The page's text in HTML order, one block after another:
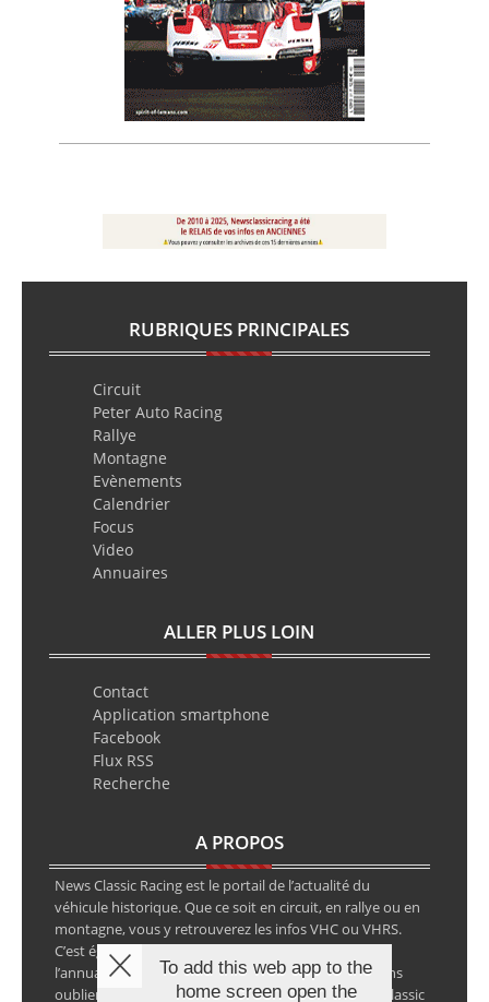
RUBRIQUES PRINCIPALES
Circuit
Peter Auto Racing
Rallye
Montagne
Evènements
Calendrier
Focus
Video
Annuaires
ALLER PLUS LOIN
Contact
Application smartphone
Facebook
Flux RSS
Recherche
A PROPOS
News Classic Racing est le portail de l’actualité du
véhicule historique. Que ce soit en circuit, en rallye ou en
montagne, vous y retrouverez les infos VHC ou VHRS.
C’est également le calendrier des épreuves ainsi que
l’annuaire des spécialistes de la voiture ancienne, sans
oublier les petites annonces avec notre partenaire Classic
To add this web app to the
home screen open the